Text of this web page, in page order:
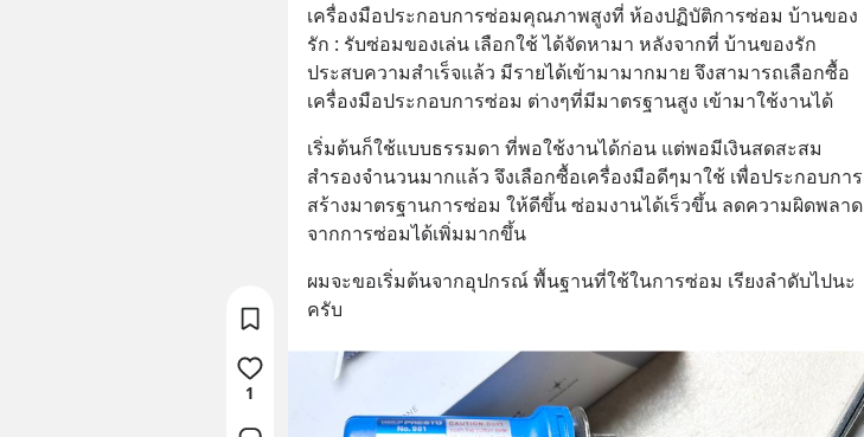
เครื่องมือประกอบการซ่อมคุณภาพสูงที่ ห้องปฏิบัติการซ่อม บ้านของ
รัก : รับซ่อมของเล่น เลือกใช้ ได้จัดหามา หลังจากที่ บ้านของรัก
ประสบความสำเร็จแล้ว มีรายได้เข้ามามากมาย จึงสามารถเลือกซื้อ
เครื่องมือประกอบการซ่อม ต่างๆที่มีมาตรฐานสูง เข้ามาใช้งานได้
เริ่มต้นก็ใช้แบบธรรมดา ที่พอใช้งานได้ก่อน แต่พอมีเงินสดสะสม
สำรองจำนวนมากแล้ว จึงเลือกซื้อเครื่องมือดีๆมาใช้ เพื่อประกอบการ
สร้างมาตรฐานการซ่อม ให้ดีขึ้น ซ่อมงานได้เร็วขึ้น ลดความผิดพลาด
จากการซ่อมได้เพิ่มมากขึ้น
ผมจะขอเริ่มต้นจากอุปกรณ์ พื้นฐานที่ใช้ในการซ่อม เรียงลำดับไปนะ
ครับ
1